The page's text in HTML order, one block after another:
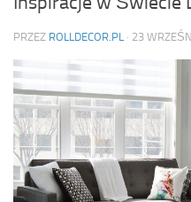
PRZEZ ROLLDECOR.PL · 23